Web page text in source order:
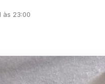
às 23:00